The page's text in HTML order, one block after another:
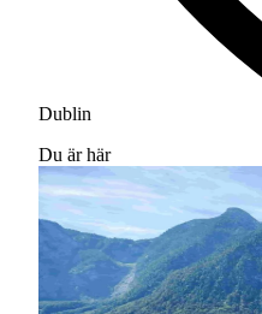
Dublin
Du är här